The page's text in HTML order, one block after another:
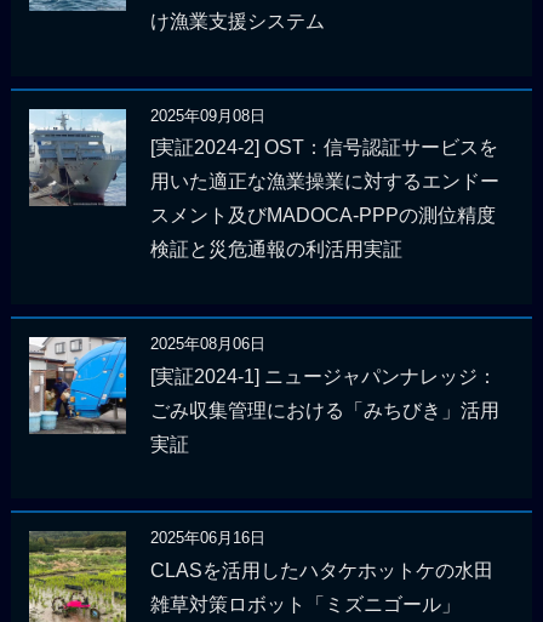
け漁業支援システム
2025年09月08日
[実証2024-2] OST：信号認証サービスを
用いた適正な漁業操業に対するエンドー
スメント及びMADOCA-PPPの測位精度
検証と災危通報の利活用実証
2025年08月06日
[実証2024-1] ニュージャパンナレッジ：
ごみ収集管理における「みちびき」活用
実証
2025年06月16日
CLASを活用したハタケホットケの水田
雑草対策ロボット「ミズニゴール」